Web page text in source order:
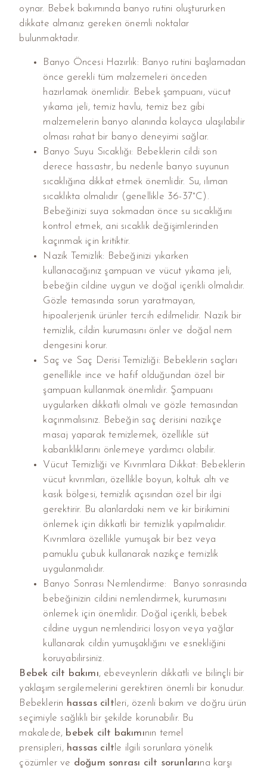
oynar. Bebek bakımında banyo rutini oluştururken
dikkate almanız gereken önemli noktalar
bulunmaktadır.
Banyo Öncesi Hazırlık: Banyo rutini başlamadan
önce gerekli tüm malzemeleri önceden
hazırlamak önemlidir. Bebek şampuanı, vücut
yıkama jeli, temiz havlu, temiz bez gibi
malzemelerin banyo alanında kolayca ulaşılabilir
olması rahat bir banyo deneyimi sağlar.
Banyo Suyu Sıcaklığı: Bebeklerin cildi son
derece hassastır, bu nedenle banyo suyunun
sıcaklığına dikkat etmek önemlidir. Su, ılıman
sıcaklıkta olmalıdır (genellikle 36-37°C).
Bebeğinizi suya sokmadan önce su sıcaklığını
kontrol etmek, ani sıcaklık değişimlerinden
kaçınmak için kritiktir.
Nazik Temizlik: Bebeğinizi yıkarken
kullanacağınız şampuan ve vücut yıkama jeli,
bebeğin cildine uygun ve doğal içerikli olmalıdır.
Gözle temasında sorun yaratmayan,
hipoalerjenik ürünler tercih edilmelidir. Nazik bir
temizlik, cildin kurumasını önler ve doğal nem
dengesini korur.
Saç ve Saç Derisi Temizliği: Bebeklerin saçları
genellikle ince ve hafif olduğundan özel bir
şampuan kullanmak önemlidir. Şampuanı
uygularken dikkatli olmalı ve gözle temasından
kaçınmalısınız. Bebeğin saç derisini nazikçe
masaj yaparak temizlemek, özellikle süt
kabarıklıklarını önlemeye yardımcı olabilir.
Vücut Temizliği ve Kıvrımlara Dikkat: Bebeklerin
vücut kıvrımları, özellikle boyun, koltuk altı ve
kasık bölgesi, temizlik açısından özel bir ilgi
gerektirir. Bu alanlardaki nem ve kir birikimini
önlemek için dikkatli bir temizlik yapılmalıdır.
Kıvrımlara özellikle yumuşak bir bez veya
pamuklu çubuk kullanarak nazikçe temizlik
uygulanmalıdır.
Banyo Sonrası Nemlendirme: Banyo sonrasında
bebeğinizin cildini nemlendirmek, kurumasını
önlemek için önemlidir. Doğal içerikli, bebek
cildine uygun nemlendirici losyon veya yağlar
kullanarak cildin yumuşaklığını ve esnekliğini
koruyabilirsiniz.
Bebek cilt bakımı, ebeveynlerin dikkatli ve bilinçli bir
yaklaşım sergilemelerini gerektiren önemli bir konudur.
Bebeklerin hassas cilt leri, özenli bakım ve doğru ürün
seçimiyle sağlıklı bir şekilde korunabilir. Bu
makalede, bebek cilt bakımının temel
prensipleri, hassas cilt le ilgili sorunlara yönelik
çözümler ve doğum sonrası cilt sorunlarına karşı